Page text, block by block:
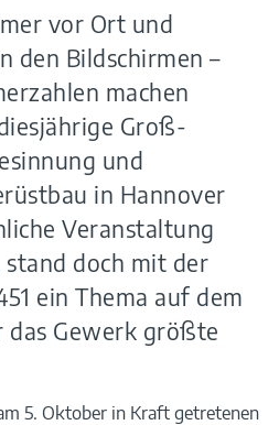
vor Ort und
den Bildschirmen –
machen
Groß-
und
in Hannover
Veranstaltung
doch mit der
ein Thema auf dem
das Gewerk größte
5. Oktober in Kraft getretenen